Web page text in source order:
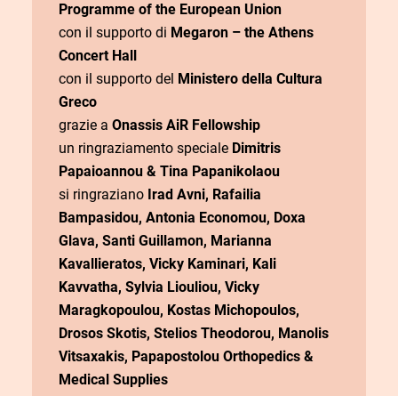
Programme of the European Union
con il supporto di Megaron – the Athens
Concert Hall
con il supporto del Ministero della Cultura
Greco
grazie a Onassis AiR Fellowship
un ringraziamento speciale Dimitris
Papaioannou & Tina Papanikolaou
si ringraziano Irad Avni, Rafailia
Bampasidou, Antonia Economou, Doxa
Glava, Santi Guillamon, Marianna
Kavallieratos, Vicky Kaminari, Kali
Kavvatha, Sylvia Liouliou, Vicky
Maragkopoulou, Kostas Michopoulos,
Drosos Skotis, Stelios Theodorou, Manolis
Vitsaxakis, Papapostolou Orthopedics &
Medical Supplies